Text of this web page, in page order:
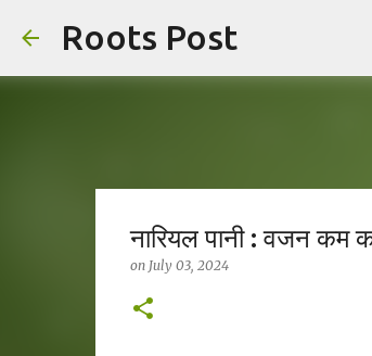
Roots Post
नारियल पानी : वजन कम
on July 03, 2024